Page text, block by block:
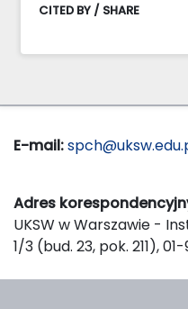
CITED BY / SHARE
E-mail:
Adres
UKSW w Warszawie -
1/3 (bud. 23, pok. 211),